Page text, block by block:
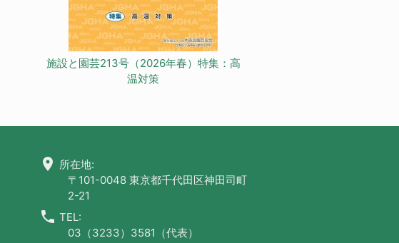
施設と園芸213号（2026年春）特集：高
温対策
location_on 所在地:
〒101-0048 東京都千代田区神田司町
2-21
call TEL:
03（3233）3581（代表）